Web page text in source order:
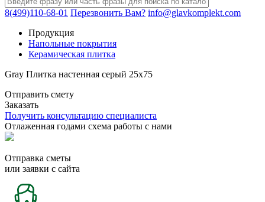
8(499)110-68-01 Перезвонить Вам? info@glavkomplekt.com
Продукция
Напольные покрытия
Керамическая плитка
Gray Плитка настенная серый 25х75
Отправить смету
Заказать
Получить консультацию специалиста
Отлаженная годами схема работы с нами
Отправка сметы
или заявки с сайта